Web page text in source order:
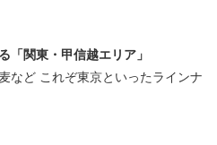
「関東・甲信越エリア」
など これぞ東京といったラインナ